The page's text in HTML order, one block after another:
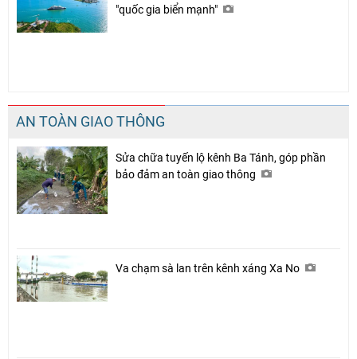
"quốc gia biển mạnh"
AN TOÀN GIAO THÔNG
Sửa chữa tuyến lộ kênh Ba Tánh, góp phần
bảo đảm an toàn giao thông
Va chạm sà lan trên kênh xáng Xa No